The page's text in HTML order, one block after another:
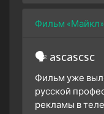
Фильм «Майкл»
🗣 ascascsc
Фильм уже
русской
рекламы в